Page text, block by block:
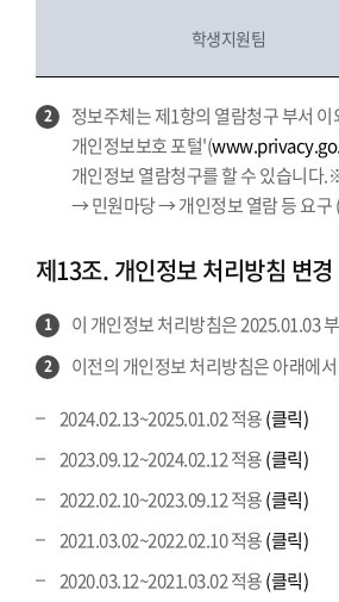
학생지원팀
2
정보주체는 제1항의 열람청구 부서
개인정보보호 포털'(
개인정보 열람청구를 할 수 있습니다
→ 민원마당 → 개인정보 열람 등 요구
제13조. 개인정보 처리방침 변경
1 이 개인정보 처리방침은 2025.01.03
2
이전의 개인정보 처리방침은 아래에
2024.02.13~2025.01.02 적용(클릭)
2023.09.12~2024.02.12 적용(클릭)
2022.02.10~2023.09.12 적용(클릭)
2021.03.02~2022.02.10 적용(클릭)
2020.03.12~2021.03.02 적용(클릭)